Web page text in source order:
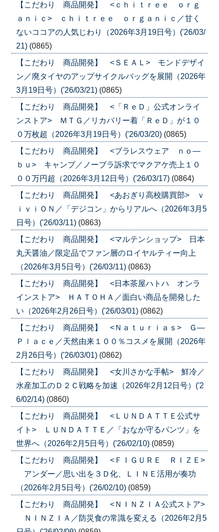
【こだわり 商品開発】 <ｃｈｉｔｒｅｅ ｏｒｇ
ａｎｉｃ> ｃｈｉｔｒｅｅ ｏｒｇａｎｉｃ／甘く
ないココアの人気じわり（2026年3月19日号）('26/03/
21) (0865)
【こだわり 商品開発】 <ＳＥＡＬ> モンドデザイ
ン／廃タイヤのアップサイクルバッグを展開（2026年
3月19日号）('26/03/21) (0865)
【こだわり 商品開発】 <「ＲｅＤ」公式オンライ
ンストア> ＭＴＧ／リカバリー着「ＲｅＤ」が１０
０万枚超（2026年3月19日号）('26/03/20) (0865)
【こだわり 商品開発】 <ブラレスウェア ｎｏ―
ｂｕ> キャンプ／ノーブラ訴求でマクアケ売上１０
００万円超（2026年3月12日号）('26/03/17) (0864)
【こだわり 商品開発】 <あおぎり高校購買部> ｖ
ｉｖｉＯＮ／「デジコン」からリアルへ（2026年3月5
日号）('26/03/11) (0863)
【こだわり 商品開発】 <マルテンショップ> 日本
丸天醤油／限定品でファン層のロイヤルティー向上
（2026年3月5日号）('26/03/11) (0863)
【こだわり 商品開発】 <日本茶屋ハトハ オンラ
インストア> ＨＡＴＯＨＡ／面白い商品を開発した
い（2026年2月26日号）('26/03/01) (0862)
【こだわり 商品開発】 <Ｎａｔｕｒｉａｓ> Ｇ―
Ｐｌａｃｅ／天然由来１００％コスメを展開（2026年
2月26日号）('26/03/01) (0862)
【こだわり 商品開発】 <女川さかな手帖> 鮮冷／
水産加工のＤ２Ｃ戦略を加速（2026年2月12日号）('2
6/02/14) (0860)
【こだわり 商品開発】 <ＬＵＮＤＡＴＴＥ公式サ
イト> ＬＵＮＤＡＴＴＥ／「おなか守るパンツ」を
世界へ（2026年2月5日号）('26/02/10) (0859)
【こだわり 商品開発】 <ＦＩＧＵＲＥ ＲＩＺＥ>
アンダー／思い出を３Ｄ化、ＬＩＮＥ活用が奏功
（2026年2月5日号）('26/02/10) (0859)
【こだわり 商品開発】 <ＮＩＮＺＩＡ公式ストア>
ＮＩＮＺＩＡ／防災食の常識を変える（2026年2月5